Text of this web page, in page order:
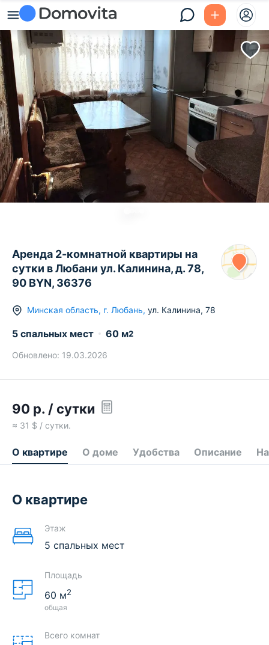
Аренда 2-комнатной квартиры на
сутки в Любани ул. Калинина, д. 78,
90 BYN, 36376
Минская область, г. Любань, ул. Калинина, 78
5 спальных мест 60 м2
Обновлено: 19.03.2026
90 р. / сутки
≈ 31 $ / сутки.
О квартире О доме Удобства Описание
О квартире
Этаж
5 спальных мест
Площадь
60 м2
общая
Всего комнат